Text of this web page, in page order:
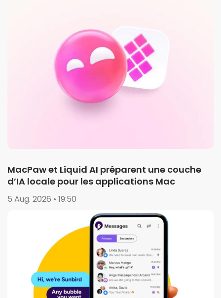
MacPaw et Liquid AI préparent une couche
d’IA locale pour les applications Mac
5 Aug. 2026 • 19:50